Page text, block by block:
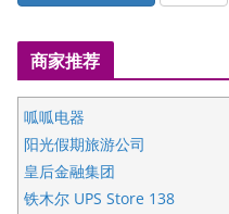
商家推荐
呱呱电器
阳光假期旅游公司
皇后金融集团
铁木尔 UPS Store 138